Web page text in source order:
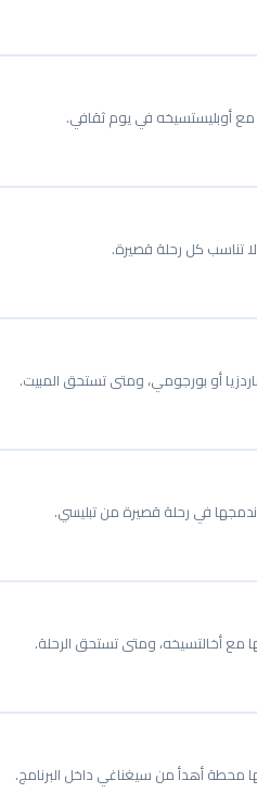
أوبليستسيخه في يوم ثقافي.
لا تناسب كل رحلة قصيرة.
أو بورجومي، ومتى تستحق المبيت.
في رحلة قصيرة من تبليسي.
مع أخالتسيخه، ومتى تستحق الرحلة.
محطة أهدأ من سيغناغي داخل البرنامج.